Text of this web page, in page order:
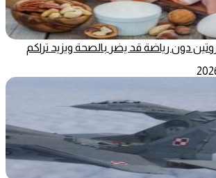
دون رياضة قد يضر بالصحة ويزيد تراكم